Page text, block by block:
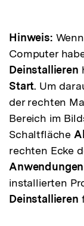
Hinweis:
Computer
Deinstallieren
Start. Um
der rechten
Bereich im
Schaltfläche
rechten Ecke
Anwendungen
installierten
Deinstallieren